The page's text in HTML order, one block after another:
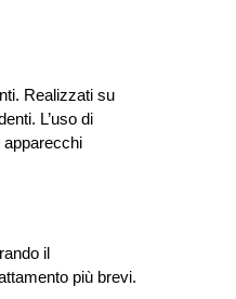
Realizzati su
L’uso di
apparecchi
il
più brevi.